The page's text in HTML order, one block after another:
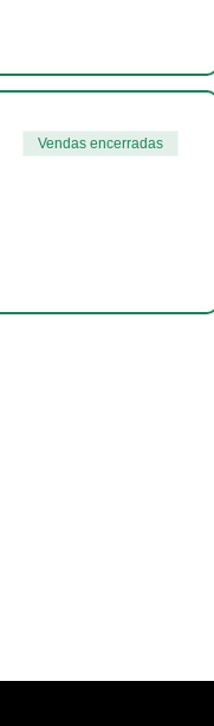
Vendas encerradas